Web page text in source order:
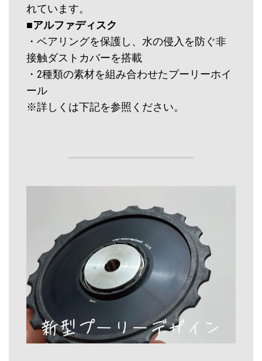
れています。
■アルファディスク
・ベアリングを保護し、水の侵入を防ぐ非
接触ダストカバーを搭載
・2種類の素材を組み合わせたプーリーホイ
ール
※詳しくは下記を参照ください。